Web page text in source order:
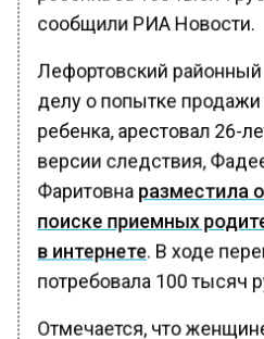
сообщили РИА Новости.
Лефортовский
делу о попытке
ребенка, арестовал 26-
версии следствия,
Фаритовна разместила
поиске приемных
в интернете. В ходе
потребовала 100 тысяч
Отмечается, что